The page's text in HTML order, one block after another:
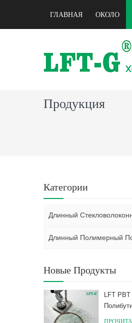
ГЛАВНАЯ ОКОЛО
Продукция
Категории
Длинный
Длинный Полимерный
Новые Продукты
LFT PBT